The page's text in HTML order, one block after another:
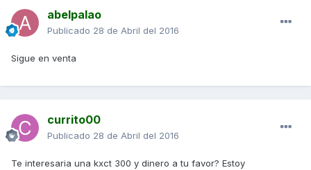
abelpalao
Publicado 28 de Abril del 2016
Sigue en venta
currito00
Publicado 28 de Abril del 2016
Te interesaria una kxct 300 y dinero a tu favor? Estoy